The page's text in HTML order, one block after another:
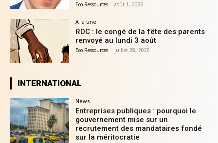
Eco Ressources - août 1, 2026
A la une
RDC : le congé de la fête des parents
renvoyé au lundi 3 août
Eco Ressources - juillet 28, 2026
INTERNATIONAL
News
Entreprises publiques : pourquoi le
gouvernement mise sur un
recrutement des mandataires fondé
sur la méritocratie